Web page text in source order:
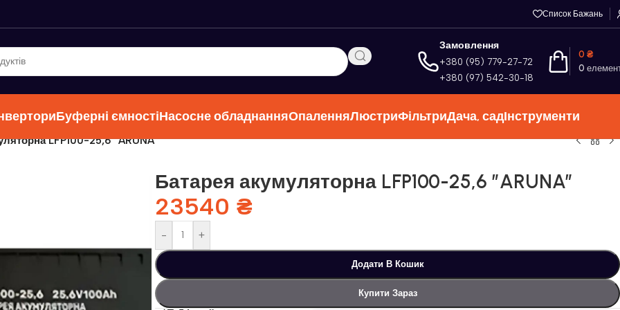
Список Бажань
Замовлення
+380 (95) 779-27-72
+380 (97) 542-30-18
0
0 ₴
Буферні ємностіНасосне обладнанняОпаленняЛюстриФільтриДача, садІнструменти
LFP100-25,6 ”ARUNA”
Батарея акумуляторна LFP100-25,6 ”ARUNA”
23540 ₴
- +
Додати В Кошик
Купити Зараз